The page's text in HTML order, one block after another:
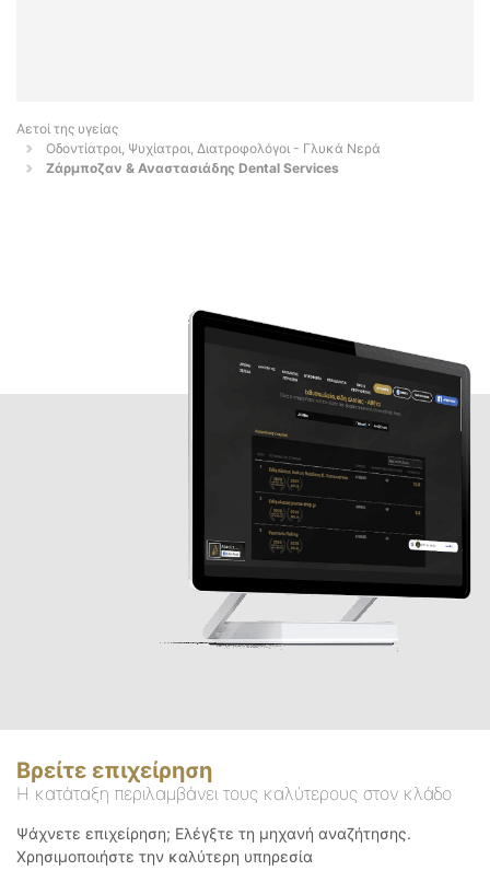
Αετοί της υγείας
Οδοντίατροι, Ψυχίατροι, Διατροφολόγοι - Γλυκά Νερά
Ζάρμποζαν & Αναστασιάδης Dental Services
Βρείτε επιχείρηση
Η κατάταξη περιλαμβάνει τους καλύτερους στον κλάδο
Ψάχνετε επιχείρηση; Ελέγξτε τη μηχανή αναζήτησης.
Χρησιμοποιήστε την καλύτερη υπηρεσία